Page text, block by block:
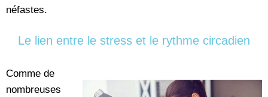
néfastes.
Le lien entre le stress et le rythme circadien
Comme de
nombreuses